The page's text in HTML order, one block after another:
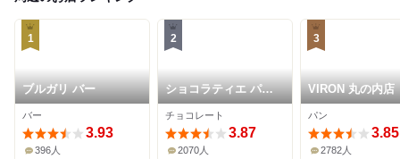
1
ブルガリ バー
バー
3.93
396人
2
ショコラティエ パレ
ド オール 東京
チョコレート
3.87
2070人
3
VIRON 丸の内店
パン
3.85
2782人